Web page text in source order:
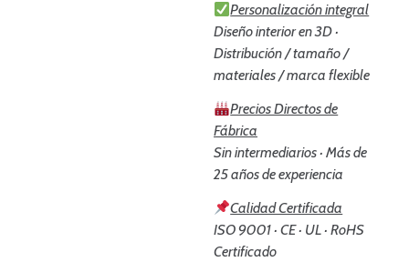
Personalización integral
Diseño interior en 3D ·
Distribución / tamaño /
materiales / marca flexible
Precios Directos de
Fábrica
Sin intermediarios · Más de
25 años de experiencia
Calidad Certificada
ISO 9001 · CE · UL · RoHS
Certificado